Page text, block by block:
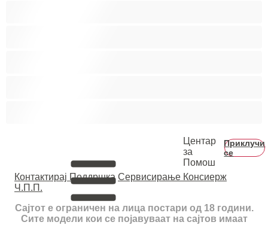
Центар
за
Помош
Приклучи
се
Контактирај Поддршка Сервисирање Консиерж
Ч.П.П.
Сајтот е ограничен на лица постари од 18 години.
Сите модели кои се појавуваат на сајтов имаат